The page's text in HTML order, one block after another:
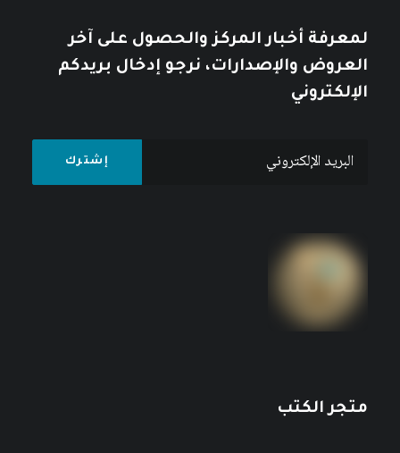
لمعرفة أخبار المركز والحصول على آخر
العروض والإصدارات، نرجو إدخال بريدكم
الإلكتروني
متجر الكتب